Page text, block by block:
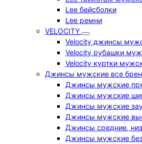
Lee бейсболки
Lee ремни
VELOCITY
Velocity джинсы
Velocity рубашки
Velocity куртки
Джинсы мужские все
Джинсы мужские
Джинсы мужские
Джинсы мужские
Джинсы мужские
Джинсы средние,
Джинсы мужские